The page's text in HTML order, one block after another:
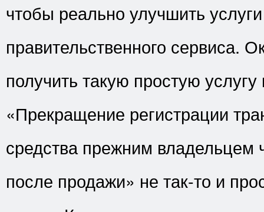
чтобы реально улучшить
правительственного сервиса.
получить такую простую услугу
«Прекращение регистрации
средства прежним владельцем
после продажи» не так-то и